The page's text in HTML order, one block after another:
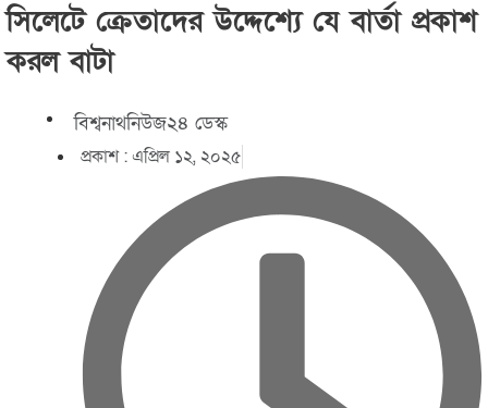
সিলেটে ক্রেতাদের উদ্দেশ্যে যে বার্তা প্রকাশ
করল বাটা
বিশ্বনাথনিউজ২৪ ডেস্ক
প্রকাশ :এপ্রিল ১২, ২০২৫